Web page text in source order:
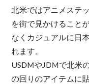
北米ではアニメステ
を街で見かけること
なくカジュアルに日
れます。
USDMやJDMで北米
の回りのアイテムに